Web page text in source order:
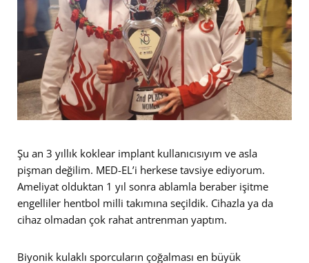
Şu an 3 yıllık koklear implant kullanıcısıyım ve asla
pişman değilim. MED-EL’i herkese tavsiye ediyorum.
Ameliyat olduktan 1 yıl sonra ablamla beraber işitme
engelliler hentbol milli takımına seçildik. Cihazla ya da
cihaz olmadan çok rahat antrenman yaptım.
Biyonik kulaklı sporcuların çoğalması en büyük